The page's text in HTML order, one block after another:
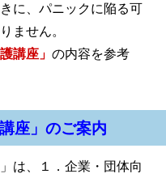
に、パニックに陥る可
ません。
講座」の内容を参考
座」のご案内
は、１．企業・団体向